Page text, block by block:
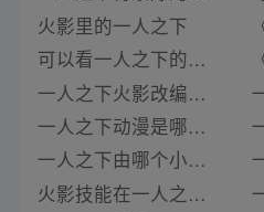
火影里的一人之下
可以看一人之下的小说用哪个软件好用
一人之下火影改编的小说叫什么
一人之下动漫是哪个小说改编的
一人之下由哪个小说改编
火影技能在一人之下的小说